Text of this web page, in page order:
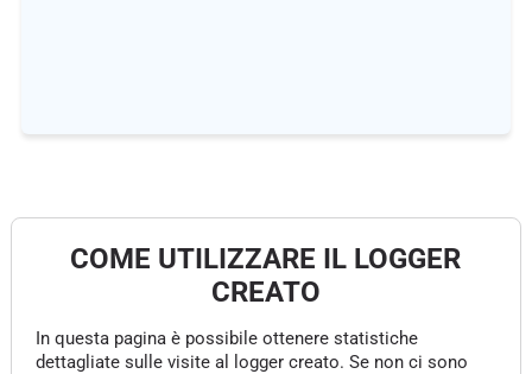
COME UTILIZZARE IL LOGGER
CREATO
In questa pagina è possibile ottenere statistiche
dettagliate sulle visite al logger creato. Se non ci sono